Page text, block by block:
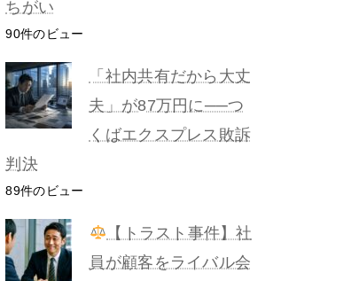
ちがい
90件のビュー
「社内共有だから大丈
夫」が87万円に──つ
くばエクスプレス敗訴
判決
89件のビュー
【トラスト事件】社
員が顧客をライバル会